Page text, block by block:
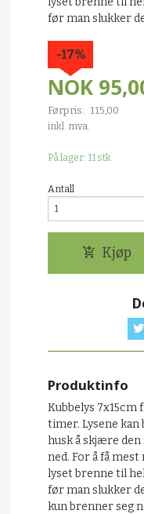
før man slukker
NOK
Førpris: 115,00
Rabatt
-17%
inkl. mva.
På lager: 11 stk.
Antall
Kjøp
Produktinfo
Kubbelys 7x15cm
timer. Lysene
husk å skjære
ned. For å få
lyset brenne til
før man slukker
kun brenner seg